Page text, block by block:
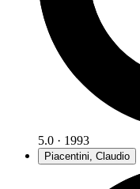
5.0 · 1993
Piacentini, Claudio